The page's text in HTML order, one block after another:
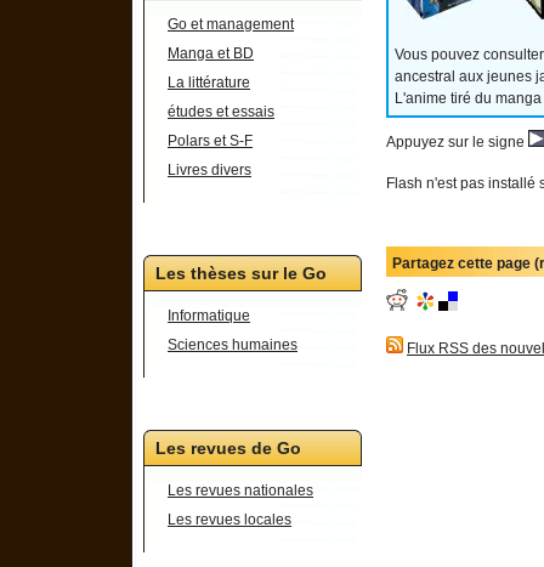
Go et management
Manga et BD
La littérature
études et essais
Polars et S-F
Livres divers
Les thèses sur le Go
Informatique
Sciences humaines
Les revues de Go
Les revues nationales
Les revues locales
Vous pouvez
ancestral aux jeunes
L'anime tiré du
Appuyez sur le signe
Flash n'est pas installé
Partagez cette page
Flux RSS des